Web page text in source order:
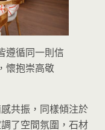
遵循同一則信
懷抱崇高敬
共振，同樣傾注於
了空間氛圍，石材